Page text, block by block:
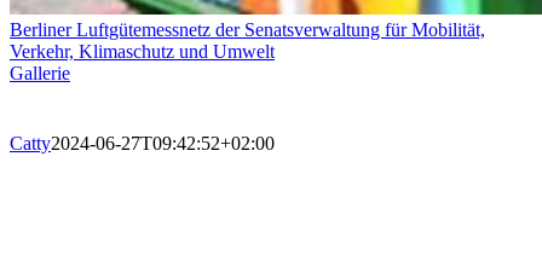
Berliner Luftgütemessnetz der Senatsverwaltung für Mobilität,
Verkehr, Klimaschutz und Umwelt
Gallerie
Catty2024-06-27T09:42:52+02:00